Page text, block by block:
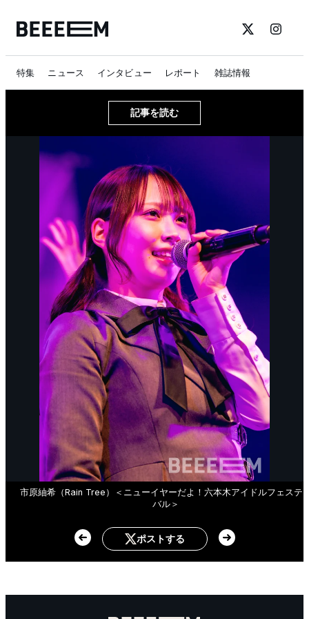
特集 ニュース インタビュー レポート 雑誌情報
記事を読む
市原紬希（Rain Tree）＜ニューイヤーだよ！六本木アイドルフェステ
バル＞
ポストする